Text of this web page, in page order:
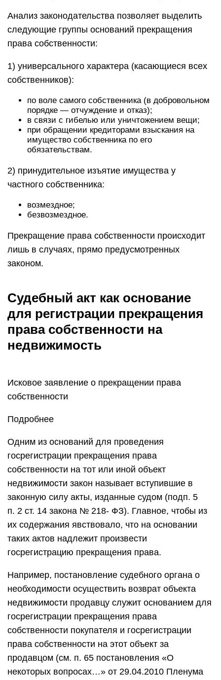
Анализ законодательства позволяет выделить
следующие группы оснований прекращения
права собственности:
1) универсального характера (касающиеся всех
собственников):
по воле самого собствен­ника (в добровольном
порядке — отчуждение и отказ);
в связи с гибелью или уничтоже­нием вещи;
при обращении кредито­рами взыскания на
имущество собственника по его
обязательствам.
2) принудительное изъятие имущества у
частного собственника:
возмездное;
безвозмездное.
Прекращение права собственности происходит
лишь в случаях, прямо предусмотренных
законом.
Судебный акт как основание
для регистрации прекращения
права собственности на
недвижимость
Исковое заявление о прекращении права
собственности
Подробнее
Одним из оснований для проведения
госрегистрации прекращения права
собственности на тот или иной объект
недвижимости закон называет вступившие в
законную силу акты, изданные судом (подп. 5
п. 2 ст. 14 закона № 218- ФЗ). Главное, чтобы из
их содержания явствовало, что на основании
таких актов надлежит произвести
госрегистрацию прекращения права.
Например, постановление судебного органа о
необходимости осуществить возврат объекта
недвижимости продавцу служит основанием для
госрегистрации прекращения права
собственности покупателя и госрегистрации
права собственности на этот объект за
продавцом (см. п. 65 постановления «О
некоторых вопросах…» от 29.04.2010 Пленума